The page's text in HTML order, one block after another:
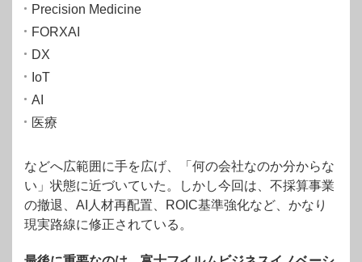
Precision Medicine
FORXAI
DX
IoT
AI
医療
などへ広範囲に手を広げ、「何の会社なのか分からな
い」状態に近づいていた。しかし今回は、不採算事業
の撤退、AI人材再配置、ROIC基準強化など、かなり
現実路線に修正されている。